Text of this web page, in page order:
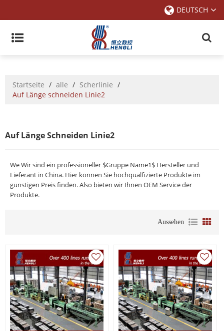
DEUTSCH
Startseite / alle / Scherlinie /
Auf Länge schneiden Linie2
Auf Länge Schneiden Linie2
We Wir sind ein professioneller $Gruppe Name1$ Hersteller und
Lieferant in China. Hier können Sie hochqualfizierte Produkte im
günstigen Preis finden. Also bieten wir Ihnen OEM Service der
Produkte.
Aussehen